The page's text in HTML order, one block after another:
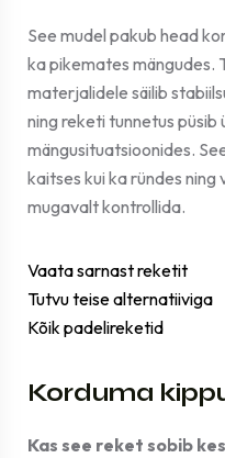
See mudel pakub head
ka pikemates mängudes.
materjalidele säilib
ning reketi tunnetus
mängusituatsioonides.
kaitses kui ka ründes
mugavalt kontrollida.
Vaata sarnast reketit
Tutvu teise alternatiiviga
Kõik padelireketid
Korduma
Kas see reket sobib